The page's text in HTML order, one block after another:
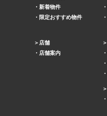
新着物件
限定おすすめ物件
店舗
店舗案内